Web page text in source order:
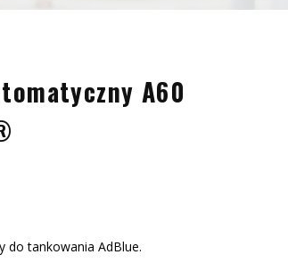
A60
do tankowania AdBlue.